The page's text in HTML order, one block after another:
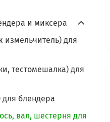
и миксера
измельчитель) для
тестомешалка) для
для блендера
вал, шестерня для